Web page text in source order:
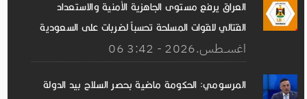
العراق يرفع مستوى الجاهزية الأمنية والاستعداد
القتالي للقوات المسلحة تحسباً لضربات على السعودية
06 اغســطس.2026 - 3:42
المرسومي: الحكومة ماضية بحصر السلاح بيد الدولة